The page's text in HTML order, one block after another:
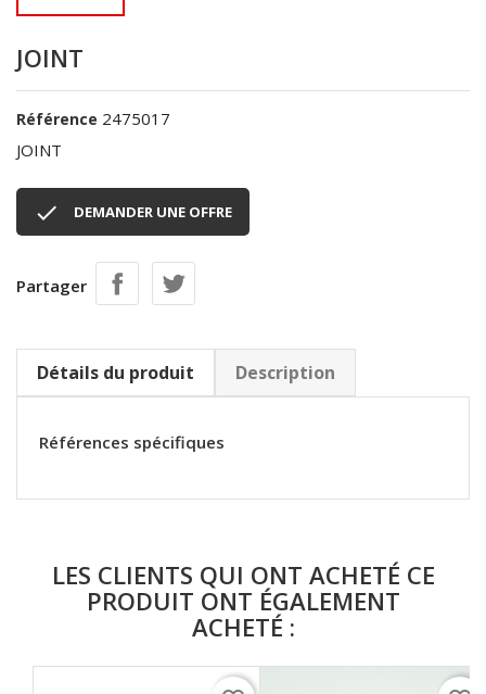
JOINT
Référence 2475017
JOINT
 DEMANDER UNE OFFRE
Partager
Détails du produit Description
Références spécifiques
LES CLIENTS QUI ONT ACHETÉ CE
PRODUIT ONT ÉGALEMENT
ACHETÉ :